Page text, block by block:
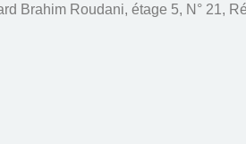
Brahim Roudani, étage 5, N° 21,